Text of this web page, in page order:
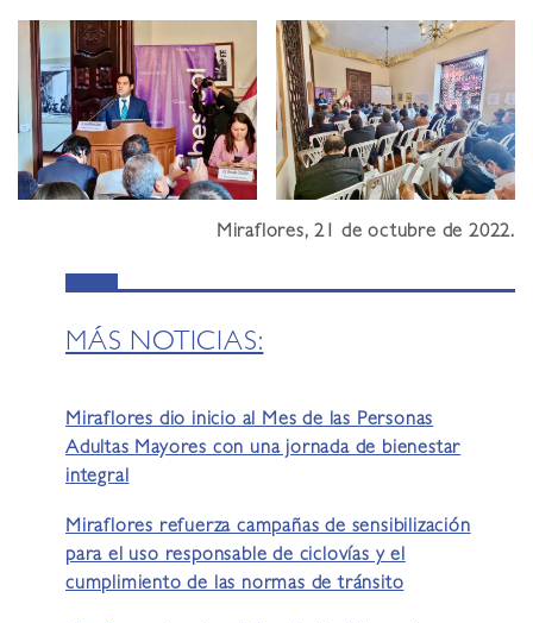
Miraflores, 21 de octubre de 2022.
MÁS NOTICIAS:
Miraflores dio inicio al Mes de las Personas
Adultas Mayores con una jornada de bienestar
integral
Miraflores refuerza campañas de sensibilización
para el uso responsable de ciclovías y el
cumplimiento de las normas de tránsito